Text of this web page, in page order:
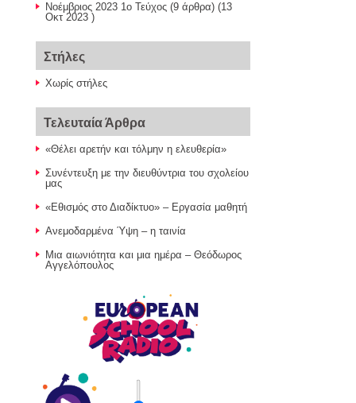
Nοέμβριος 2023 1ο Τεύχος (9 άρθρα) (13
Οκτ 2023 )
Στήλες
Χωρίς στήλες
Τελευταία Άρθρα
«Θέλει αρετήν και τόλμην η ελευθερία»
Συνέντευξη με την διευθύντρια του σχολείου
μας
«Εθισμός στο Διαδίκτυο» – Εργασία μαθητή
Ανεμοδαρμένα Ύψη – η ταινία
Μια αιωνιότητα και μια ημέρα – Θεόδωρος
Αγγελόπουλος